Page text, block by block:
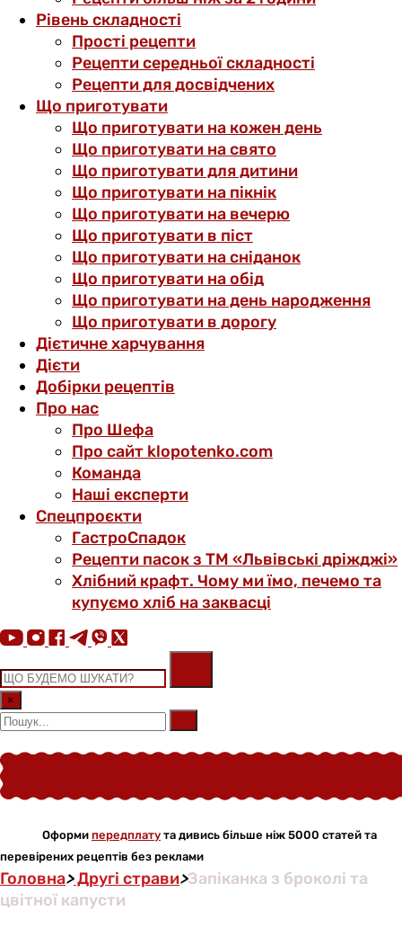
Рівень складності
Прості рецепти
Рецепти середньої складності
Рецепти для досвідчених
Що приготувати
Що приготувати на кожен день
Що приготувати на свято
Що приготувати для дитини
Що приготувати на пікнік
Що приготувати на вечерю
Що приготувати в піст
Що приготувати на сніданок
Що приготувати на обід
Що приготувати на день народження
Що приготувати в дорогу
Дієтичне харчування
Дієти
Добірки рецептів
Про нас
Про Шефа
Про сайт klopotenko.com
Команда
Наші експерти
Спецпроєкти
ГастроСпадок
Рецепти пасок з ТМ «Львівські дріжджі»
Хлібний крафт. Чому ми їмо, печемо та
купуємо хліб на заквасці
×
Оформи передплату та дивись більше ніж 5000 статей та
перевірених рецептів без реклами
Головна>Другі страви>Запіканка з броколі та
цвітної капусти